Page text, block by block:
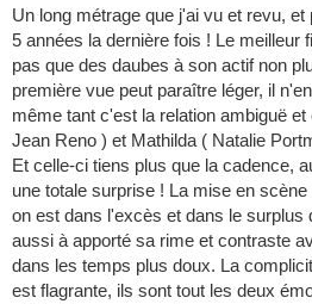
Un long métrage que j'ai vu et revu,
5 années la dernière fois ! Le meilleur
pas que des daubes à son actif non
première vue peut paraître léger, il
même tant c'est la relation ambiguë
Jean Reno ) et Mathilda ( Natalie
Et celle-ci tiens plus que la cadence,
une totale surprise ! La mise en
on est dans l'excès et dans le surplus
aussi à apporté sa rime et contraste
dans les temps plus doux. La
est flagrante, ils sont tout les deux